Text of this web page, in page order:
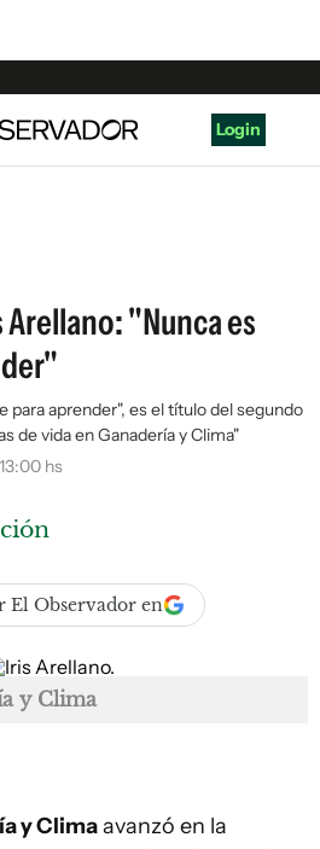
Login
"Nunca es
para aprender", es el título del segundo
de vida en Ganadería y Clima"
13:00 hs
El Observador en
y Clima
y Climaavanzó en la